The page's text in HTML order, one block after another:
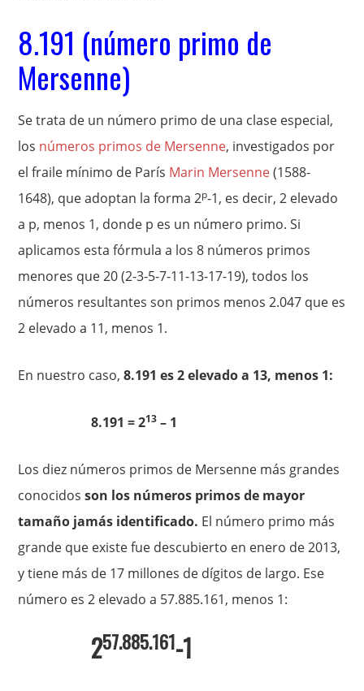
8.191 (número primo de
Mersenne)
Se trata de un número primo de una clase especial,
los números primos de Mersenne, investigados por
el fraile mínimo de París Marin Mersenne(1588-
1648), que adoptan la forma 2p-1, es decir, 2 elevado
a p, menos 1, donde p es un número primo. Si
aplicamos esta fórmula a los 8 números primos
menores que 20 (2-3-5-7-11-13-17-19), todos los
números resultantes son primos menos 2.047 que es
2 elevado a 11, menos 1.
En nuestro caso,8.191 es 2 elevado a 13, menos 1:
8.191 = 213 – 1
Los diez números primos de Mersenne más grandes
conocidosson los números primos de mayor
tamaño jamás identificado. El número primo más
grande que existe fue descubierto en enero de 2013,
y tiene más de 17 millones de dígitos de largo. Ese
número es 2 elevado a 57.885.161, menos 1:
257.885.161-1